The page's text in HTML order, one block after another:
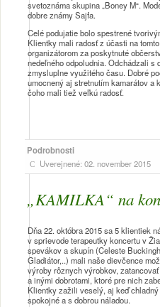
svetoznáma skupina „Boney M“.
dobre známy Sajfa.
Celé podujatie bolo spestrené
Klientky mali radosť z účasti na
organizátorom za poskytnuté
nedeľného odpoludnia. Odchádzali s
zmysluplne využitého času. Dobré
umocnený aj stretnutím kamarátov
čoho mali tiež veľkú radosť.
Podrobnosti
Uverejnené: 02. november 2015
„KAMILKA“ na
Dňa 22. októbra 2015 sa 5 klientiek
v sprievode terapeutky koncertu v
spevákov a skupín (Celeste
Gladiátor,..) mali naše dievčence
výroby rôznych výrobkov,
a inými dobrotami, ktoré pre nich
Klientky zažili veselý, aj keď
spokojné a s dobrou náladou.